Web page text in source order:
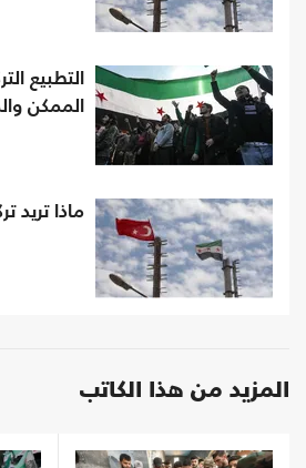
التطبيع
الممكن
ماذا تريد
المزيد من هذا الكاتب